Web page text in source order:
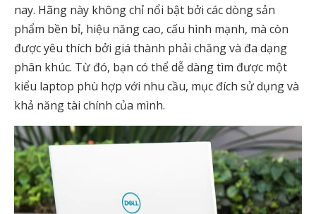
nay. Hãng này không chỉ nổi bật bởi các dòng sản
phẩm bền bỉ, hiệu năng cao, cấu hình mạnh, mà còn
được yêu thích bởi giá thành phải chăng và đa dạng
phân khúc. Từ đó, bạn có thể dễ dàng tìm được một
kiểu laptop phù hợp với nhu cầu, mục đích sử dụng và
khả năng tài chính của mình.